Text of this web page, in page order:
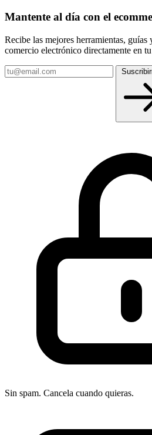
Mantente al día con el
Recibe las mejores herramientas,
comercio electrónico directamente en
Tu
email
Sin spam. Cancela cuando quieras.